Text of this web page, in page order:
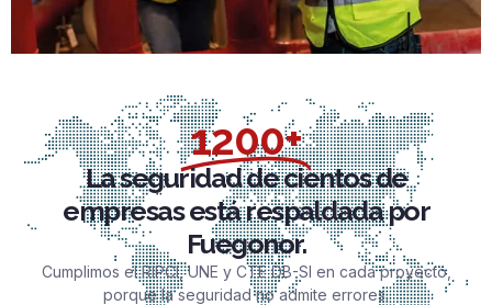
1200+
La seguridad de cientos de
empresas está respaldada por
Fuegonor.
Cumplimos el RIPCI, UNE y CTE DB-SI en cada proyecto,
porque la seguridad no admite errores.